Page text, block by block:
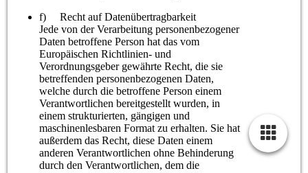
f) Recht auf Datenübertragbarkeit
Jede von der Verarbeitung personenbezogener
Daten betroffene Person hat das vom
Europäischen Richtlinien- und
Verordnungsgeber gewährte Recht, die sie
betreffenden personenbezogenen Daten,
welche durch die betroffene Person einem
Verantwortlichen bereitgestellt wurden, in
einem strukturierten, gängigen und
maschinenlesbaren Format zu erhalten. Sie hat
außerdem das Recht, diese Daten einem
anderen Verantwortlichen ohne Behinderung
durch den Verantwortlichen, dem die